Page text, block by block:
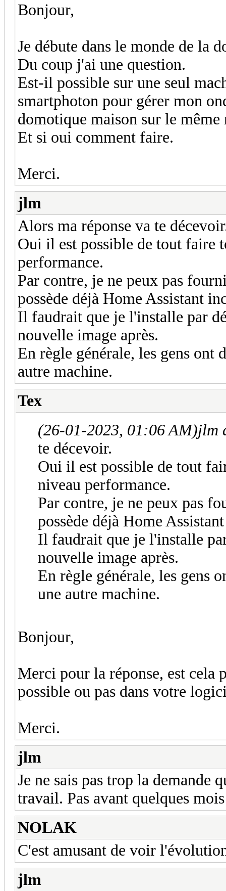
Bonjour,
Je débute dans le monde de la
Du coup j'ai une question.
Est-il possible sur une seul
smartphoton pour gérer mon
domotique maison sur le même
Et si oui comment faire.
Merci.
jlm
Alors ma réponse va te
Oui il est possible de tout faire
performance.
Par contre, je ne peux pas
possède déjà Home Assistant
Il faudrait que je l'installe par
nouvelle image après.
En règle générale, les gens ont
autre machine.
Tex
(26-01-2023, 01:06 AM)jlm
te décevoir.
Oui il est possible de tout
niveau performance.
Par contre, je ne peux pas
possède déjà Home
Il faudrait que je l'installe
nouvelle image après.
En règle générale, les gens
une autre machine.
Bonjour,
Merci pour la réponse, est
possible ou pas dans votre
Merci.
jlm
Je ne sais pas trop la demande
travail. Pas avant quelques
NOLAK
C'est amusant de voir
jlm